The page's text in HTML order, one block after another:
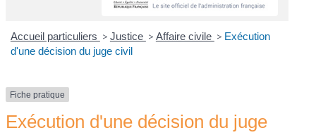
Accueil particuliers > Justice > Affaire civile > Exécution
d'une décision du juge civil
Fiche pratique
Exécution d'une décision du juge